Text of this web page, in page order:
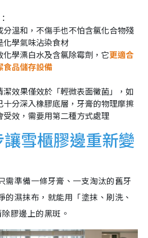
分溫和，不傷手也不怕含氯化合物殘
化學氣味沾染食材
化學漂白水及含氯除霉劑，它更適合
食品儲存設備
潔效果僅效於「輕微表面黴菌」，如
十分深入橡膠底層，牙膏的物理摩擦
受效，需要用第二種方式處理
雪櫃膠邊重新變
需準備一條牙膏、一支淘汰的舊牙
的濕抹布，就能用「塗抹、刷洗、
膠邊上的黑斑。